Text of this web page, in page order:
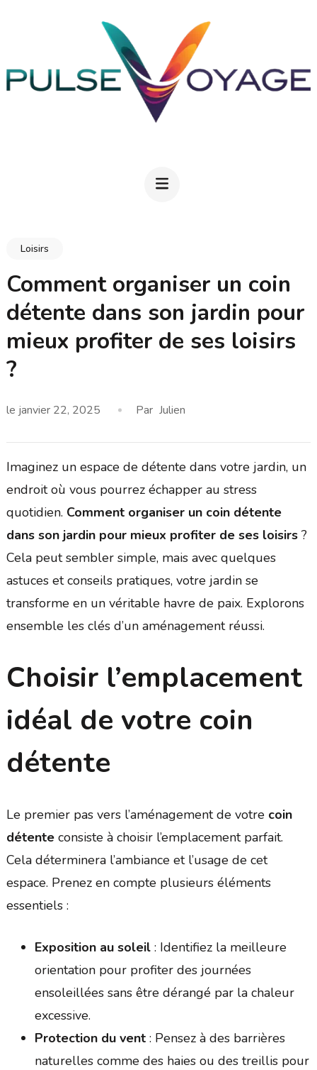
(Pressez
Loisirs
Comment organiser un coin
détente dans son jardin pour
mieux profiter de ses loisirs
?
le janvier 22, 2025 Par Julien
Imaginez un espace de détente dans votre jardin, un
endroit où vous pourrez échapper au stress
quotidien. Comment organiser un coin détente
dans son jardin pour mieux profiter de ses loisirs?
Cela peut sembler simple, mais avec quelques
astuces et conseils pratiques, votre jardin se
transforme en un véritable havre de paix. Explorons
ensemble les clés d’un aménagement réussi.
Choisir l’emplacement
idéal de votre coin
détente
Le premier pas vers l’aménagement de votre coin
détenteconsiste à choisir l’emplacement parfait.
Cela déterminera l’ambiance et l’usage de cet
espace. Prenez en compte plusieurs éléments
essentiels :
Exposition au soleil: Identifiez la meilleure
orientation pour profiter des journées
ensoleillées sans être dérangé par la chaleur
excessive.
Protection du vent: Pensez à des barrières
naturelles comme des haies ou des treillis pour